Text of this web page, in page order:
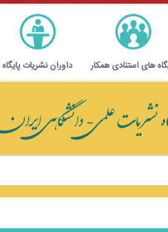
های استنادی همکار داوران نشریات پایگاه